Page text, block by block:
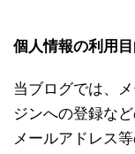
個人情報の利用
当ブログでは、
ジンへの登録な
メールアドレス